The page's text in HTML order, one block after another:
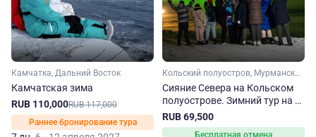
Камчатка, Дальний Восток
Камчатская зима
RUB 110,000RUB 117,000
Раннее бронирование тура
Кольский полуостров, Мурманская область, Арктика
Сияние Севера на Кольском
полуострове. Зимний тур на 3
дня
RUB 69,500
Бесплатная отмена